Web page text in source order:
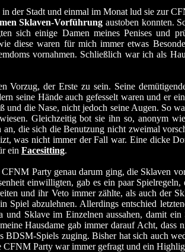
der Stadt und einmal im Monat lud sie zur
Sklaven-Vorführung austoben konnten.
sich einige Damen meines Penises und
diese waren für mich immer etwas
vornahmen. Schließlich war ich als
Vorzug, der Erste zu sein. Seine
seine Hände auch gefesselt waren und er
und die Nase, nicht jedoch seine Augen. So
Gleichzeitig bot sie ihn so, anonym
die sich die Benutzung nicht zweimal
was nicht immer der Fall war. Eine dicke
ein Facesitting.
Party genau darum ging, die Sklaven
einwilligten, gab es ein paar Spielregeln,
und ihr Veto immer zählte, als auch der
Spiel abzulehnen. Allerdings entschied
Sklave im Einzelnen aussahen, damit ein
Hausdame gab immer darauf Acht, dass
BDSM-Spiels zuging. Bisher hat sich auch
Party war immer gefragt und ein